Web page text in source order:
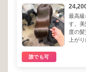
最高
す。
度の
上がり
誰でも可